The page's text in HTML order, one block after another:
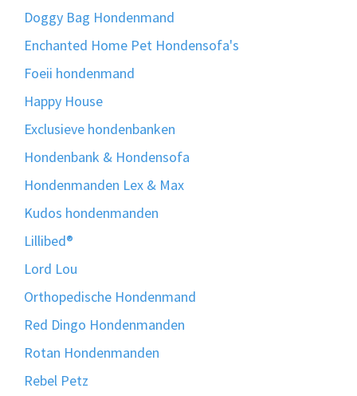
Doggy Bag Hondenmand
Enchanted Home Pet Hondensofa's
Foeii hondenmand
Happy House
Exclusieve hondenbanken
Hondenbank & Hondensofa
Hondenmanden Lex & Max
Kudos hondenmanden
Lillibed®
Lord Lou
Orthopedische Hondenmand
Red Dingo Hondenmanden
Rotan Hondenmanden
Rebel Petz